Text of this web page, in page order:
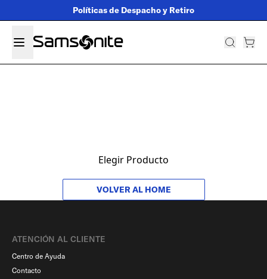
Políticas de Despacho y Retiro
Elegir Producto
VOLVER AL HOME
ATENCIÓN AL CLIENTE
Centro de Ayuda
Contacto